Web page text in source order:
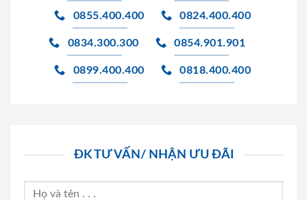
0855.400.400 0824.400.400
0834.300.300 0854.901.901
0899.400.400 0818.400.400
ĐK TƯ VẤN/ NHẬN ƯU ĐÃI